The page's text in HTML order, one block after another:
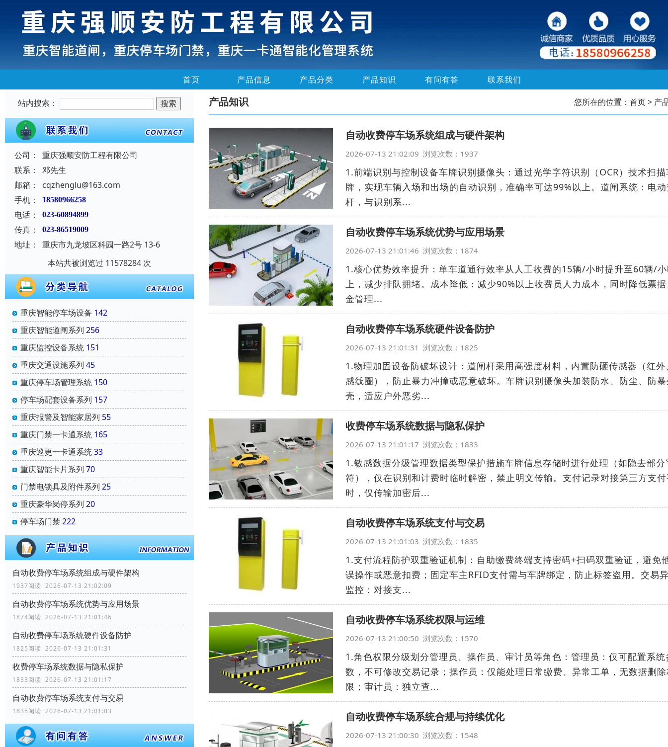
首页 产品信息 产品分类 产品知识 有问有答 联系我们
站内搜索：
公司：
重庆强顺安防工程有限公司
联系：
邓先生
邮箱：
cqzhenglu@163.com
手机：
18580966258
电话： 023-60894899
传真： 023-86519009
地址：
重庆市九龙坡区科园一路2号 13-6
本站共被浏览过 11578284 次
重庆智能停车场设备 142
重庆智能道闸系列 256
重庆监控设备系统 151
重庆交通设施系列 45
重庆停车场管理系统 150
停车场配套设备系列 157
重庆报警及智能家居列 55
重庆门禁一卡通系统 165
重庆巡更一卡通系统33
重庆智能卡片系列 70
门禁电锁具及附件系列 25
重庆豪华岗停系列 20
停车场门禁 222
自动收费停车场系统组成与硬件架构
1937阅读 2026-07-13 21:02:09
自动收费停车场系统优势与应用场景
1874阅读 2026-07-13 21:01:46
自动收费停车场系统硬件设备防护
1825阅读 2026-07-13 21:01:31
收费停车场系统数据与隐私保护
1833阅读 2026-07-13 21:01:17
自动收费停车场系统支付与交易
1835阅读 2026-07-13 21:01:03
产品知识 您所在的位置： 首页> 产
自动收费停车场系统组成与硬件架构
2026-07-13 21:02:09 浏览次数：1937
1.前端识别与控制设备车牌识别摄像头：通过光学字符识别（OCR）技术扫描
牌，实现车辆入场和出场的自动识别，准确率可达99%以上。道闸系统：电
杆，与识别系...
自动收费停车场系统优势与应用场景
2026-07-13 21:01:46 浏览次数：1874
1.核心优势效率提升：单车道通行效率从人工收费的15辆/小时提升至60辆/
上，减少排队拥堵。成本降低：减少90%以上收费员人力成本，同时降低票
金管理...
自动收费停车场系统硬件设备防护
2026-07-13 21:01:31 浏览次数：1825
1.物理加固设备防破坏设计：道闸杆采用高强度材料，内置防砸传感器（红外
感线圈），防止暴力冲撞或恶意破坏。车牌识别摄像头加装防水、防尘、防
壳，适应户外恶劣...
收费停车场系统数据与隐私保护
2026-07-13 21:01:17 浏览次数：1833
1.敏感数据分级管理数据类型保护措施车牌信息存储时进行处理（如隐去部分
符），仅在识别和计费时临时解密，禁止明文传输。支付记录对接第三方支
时，仅传输加密后...
自动收费停车场系统支付与交易
2026-07-13 21:01:03 浏览次数：1835
1.支付流程防护双重验证机制：自助缴费终端支持密码+扫码双重验证，避免
误操作或恶意扣费；固定车主RFID支付需与车牌绑定，防止标签盗用。交易
监控：对接支...
自动收费停车场系统权限与运维
2026-07-13 21:00:50 浏览次数：1570
1.角色权限分级划分管理员、操作员、审计员等角色：管理员：仅可配置系统
数，不可修改交易记录；操作员：仅能处理日常缴费、异常工单，无数据删
限；审计员：独立查...
自动收费停车场系统合规与持续优化
2026-07-13 21:00:30 浏览次数：1548